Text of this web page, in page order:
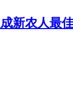
新农人最